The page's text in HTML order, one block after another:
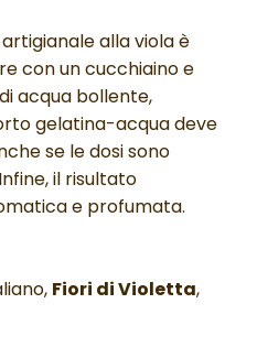
artigianale alla viola è
con un cucchiaino e
acqua bollente,
gelatina-acqua deve
se le dosi sono
il risultato
e profumata.
Fiori di Violetta,